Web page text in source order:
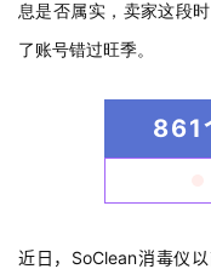
息是否属实，卖家这段
了账号错过旺季。
861
近日，SoClean消毒仪